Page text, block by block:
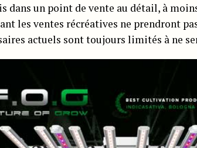
dans un point de vente au détail, à
les ventes récréatives ne prendront
actuels sont toujours limités à ne